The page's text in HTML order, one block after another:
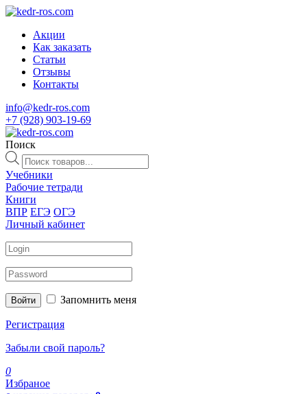
Акции
Как заказать
Статьи
Отзывы
Контакты
info@kedr-ros.com
+7 (928) 903-19-69
Поиск
Поиск
товаров
Учебники
Рабочие тетради
Книги
ВПР ЕГЭ ОГЭ
Личный кабинет
Войти Запомнить меня
Регистрация
Забыли свой пароль?
0
Избраное